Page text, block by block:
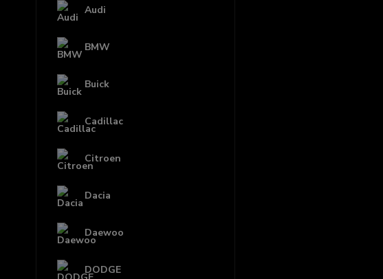
Audi
BMW
Buick
Cadillac
Citroen
Dacia
Daewoo
DODGE